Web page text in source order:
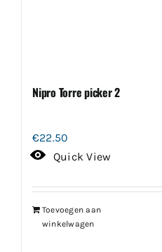
Nipro Torre picker 2
€22.50
Quick View
Toevoegen aan
winkelwagen